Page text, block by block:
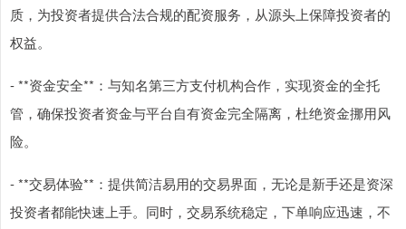
质，为投资者提供合法合规的配资服务，从源头上保障投资者的
权益。
- **资金安全**：与知名第三方支付机构合作，实现资金的全托
管，确保投资者资金与平台自有资金完全隔离，杜绝资金挪用风
险。
- **交易体验**：提供简洁易用的交易界面，无论是新手还是资深
投资者都能快速上手。同时，交易系统稳定，下单响应迅速，不